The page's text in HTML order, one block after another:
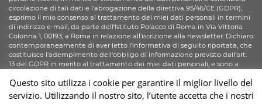
circolazione di tali dati e l'abrogazione della direttiva 95/46/CE (GDPR),
esprimo il mio consenso al trattamento dei miei dati personali in termini
di indirizzo e-mail, da parte dell'Istituto Polacco di Roma in Via Vittoria
Colonna 1, 00193, a Roma in relazione all'iscrizione alla newsletter. Dichiaro
contemporaneamente di aver letto l'informativa di seguito riportata, che
costituisce l'adempimento dell'obbligo di informazione previsto dall'art.
13 del GDPR in merito al trattamento dei miei dati personali, e sono a
Iscriviti
Questo sito utilizza i cookie per garantire il miglior livello del
servizio. Utilizzando il nostro sito, l’utente accetta che i nostri